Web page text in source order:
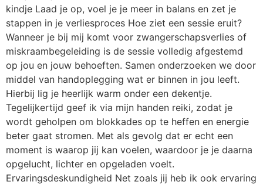
kindje Laad je op, voel je je meer in balans en zet je
stappen in je verliesproces Hoe ziet een sessie eruit?
Wanneer je bij mij komt voor zwangerschapsverlies of
miskraambegeleiding is de sessie volledig afgestemd
op jou en jouw behoeften. Samen onderzoeken we door
middel van handoplegging wat er binnen in jou leeft.
Hierbij lig je heerlijk warm onder een dekentje.
Tegelijkertijd geef ik via mijn handen reiki, zodat je
wordt geholpen om blokkades op te heffen en energie
beter gaat stromen. Met als gevolg dat er echt een
moment is waarop jij kan voelen, waardoor je je daarna
opgelucht, lichter en opgeladen voelt.
Ervaringsdeskundigheid Net zoals jij heb ik ook ervaring